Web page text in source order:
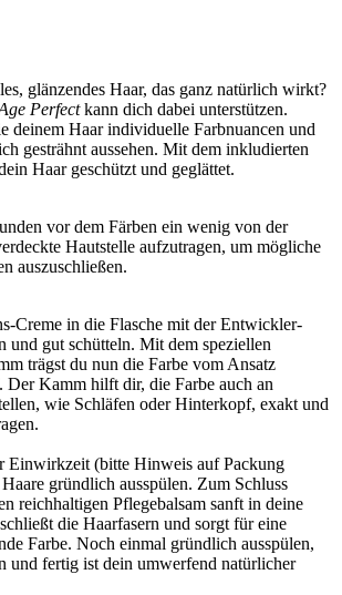
glänzendes Haar, das ganz natürlich wirkt?
Perfectkann dich dabei unterstützen.
deinem Haar individuelle Farbnuancen und
gesträhnt aussehen. Mit dem inkludierten
Haar geschützt und geglättet.
vor dem Färben ein wenig von der
Hautstelle aufzutragen, um mögliche
auszuschließen.
Creme in die Flasche mit der Entwickler-
und gut schütteln. Mit dem speziellen
trägst du nun die Farbe vom Ansatz
Der Kamm hilft dir, die Farbe auch an
wie Schläfen oder Hinterkopf, exakt und
Einwirkzeit (bitte Hinweis auf Packung
gründlich ausspülen. Zum Schluss
reichhaltigen Pflegebalsam sanft in deine
die Haarfasern und sorgt für eine
Farbe. Noch einmal gründlich ausspülen,
und fertig ist dein umwerfend natürlicher